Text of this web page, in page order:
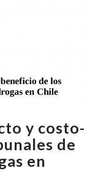
y costo-
de
en